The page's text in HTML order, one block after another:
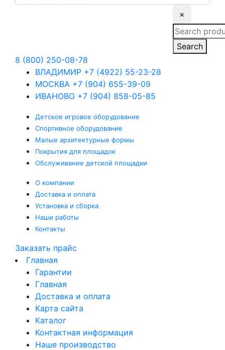
×
Search
for:
Search
8 (800) 250-08-78
ВЛАДИМИР +7 (4922) 55-23-28
МОСКВА +7 (904) 655-39-09
ИВАНОВО +7 (904) 858-05-85
Детское игровое оборудование
Спортивное оборудование
Малые архитектурные формы
Покрытия для площадок
Обслуживание детской площадки
О компании
Доставка и оплата
Установка и сборка
Наши работы
Контакты
Заказать прайс
Главная
Гарантии
Главная
Доставка и оплата
Карта сайта
Каталог
Контактная информация
Наше производство